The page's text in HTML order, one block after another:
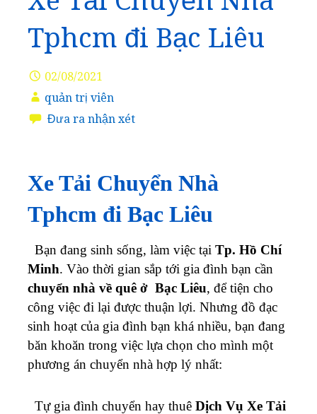
Tphcm đi Bạc Liêu
02/08/2021
quản trị viên
Đưa ra nhận xét
Xe Tải Chuyển Nhà
Tphcm đi Bạc Liêu
Bạn đang sinh sống, làm việc tại Tp. Hồ Chí
Minh. Vào thời gian sắp tới gia đình bạn cần
chuyển nhà về quê ở Bạc Liêu, để tiện cho
công việc đi lại được thuận lợi. Nhưng đồ đạc
sinh hoạt của gia đình bạn khá nhiều, bạn đang
băn khoăn trong việc lựa chọn cho mình một
phương án chuyển nhà hợp lý nhất:
Tự gia đình chuyển hay thuê Dịch Vụ Xe Tải